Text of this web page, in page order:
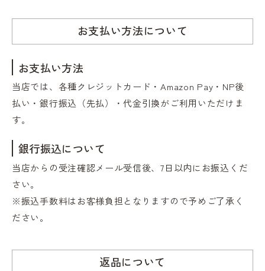
お支払い方法について
お支払い方法
当店では、各種クレジットカード・Amazon Pay・NP後
払い・銀行振込（先払）・代金引換がご利用いただけま
す。
銀行振込について
当店からの受注確認メール受信後、7日以内にお振込くだ
さい。
※振込手数料はお客様負担となりますので予めご了承く
ださい。
返品について